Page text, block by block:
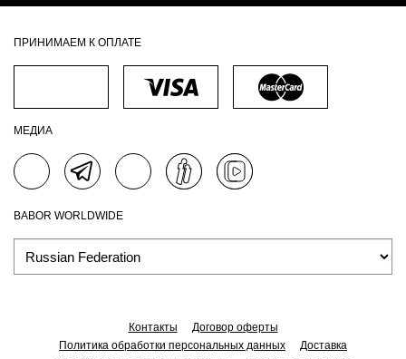
ПРИНИМАЕМ К ОПЛАТЕ
МЕДИА
BABOR WORLDWIDE
Контакты
Договор оферты
Политика обработки персональных данных
Доставка